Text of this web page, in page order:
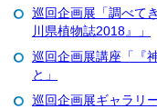
巡回企画展「調べて
川県植物誌2018』」
巡回企画展講座「『
と」
巡回企画展ギャラリ